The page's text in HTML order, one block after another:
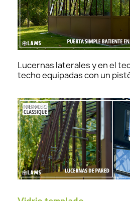
Lucernas laterales y en el
techo equipadas con un